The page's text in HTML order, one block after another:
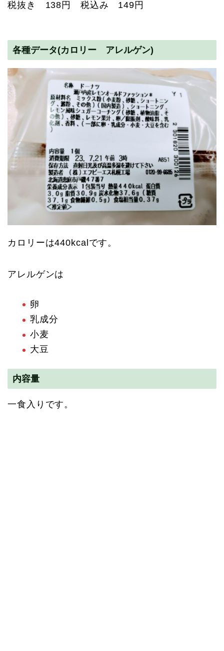
税抜き 138円 税込み 149円
各種データ(カロリー アレルゲン)
カロリーは440kcalです。
アレルゲンは
卵
乳成分
小麦
大豆
内容量
一食入りです。